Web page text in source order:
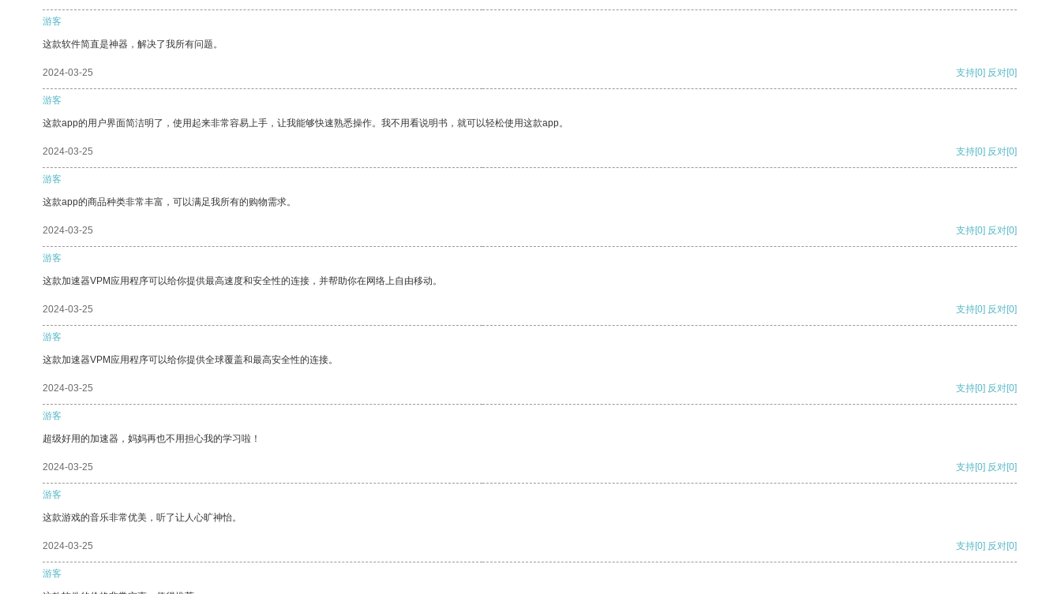
游客
这款软件简直是神器，解决了我所有问题。
2024-03-25 支持[0] 反对[0]
游客
这款app的用户界面简洁明了，使用起来非常容易上手，让我能够快速熟悉操作。我不用看说明书，就可以轻松使用这款app。
2024-03-25 支持[0] 反对[0]
游客
这款app的商品种类非常丰富，可以满足我所有的购物需求。
2024-03-25 支持[0] 反对[0]
游客
这款加速器VPM应用程序可以给你提供最高速度和安全性的连接，并帮助你在网络上自由移动。
2024-03-25 支持[0] 反对[0]
游客
这款加速器VPM应用程序可以给你提供全球覆盖和最高安全性的连接。
2024-03-25 支持[0] 反对[0]
游客
超级好用的加速器，妈妈再也不用担心我的学习啦！
2024-03-25 支持[0] 反对[0]
游客
这款游戏的音乐非常优美，听了让人心旷神怡。
2024-03-25 支持[0] 反对[0]
游客